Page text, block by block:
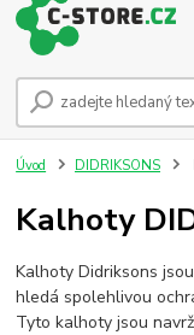
Úvod DIDRIKSONS
Kalhoty
Kalhoty Didriksons
hledá spolehlivou
Tyto kalhoty jsou